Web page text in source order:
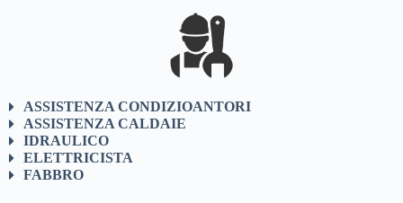
ASSISTENZA CONDIZIOANTORI
ASSISTENZA CALDAIE
IDRAULICO
ELETTRICISTA
FABBRO